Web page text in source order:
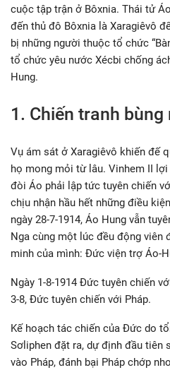
cuộc tập trận ở Bôxnia. Thái tử
đến thủ đô Bôxnia là Xaragiêvô
bị những người thuộc tổ chức
tổ chức yêu nước Xécbi chống
Hung.
1. Chiến tranh bùng
Vụ ám sát ở Xaragiêvô khiến đế
họ mong mỏi từ lâu. Vinhem II lợi
đòi Áo phải lập tức tuyên chiến
chịu nhận hầu hết những điều
ngày 28-7-1914, Áo Hung vẫn
Nga cùng một lúc đều động viên
minh của mình: Đức viện trợ Áo-
Ngày 1-8-1914 Đức tuyên chiến
3-8, Đức tuyên chiến với Pháp.
Kế hoạch tác chiến của Đức do
Sơliphen đặt ra, dự định đầu tiên
vào Pháp, đánh bại Pháp chớp